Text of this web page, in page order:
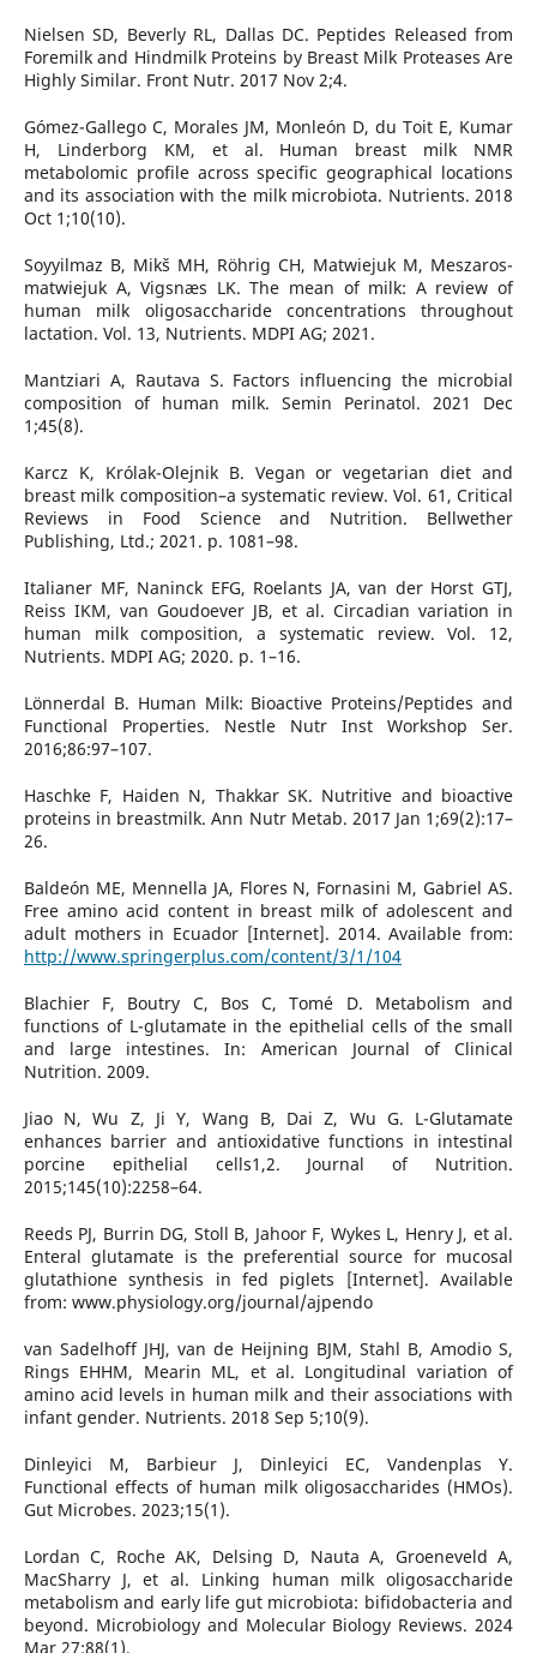
Nielsen SD, Beverly RL, Dallas DC. Peptides Released from
Foremilk and Hindmilk Proteins by Breast Milk Proteases Are
Highly Similar. Front Nutr. 2017 Nov 2;4.
Gómez-Gallego C, Morales JM, Monleón D, du Toit E, Kumar
H, Linderborg KM, et al. Human breast milk NMR
metabolomic profile across specific geographical locations
and its association with the milk microbiota. Nutrients. 2018
Oct 1;10(10).
Soyyilmaz B, Mikš MH, Röhrig CH, Matwiejuk M, Meszaros-
matwiejuk A, Vigsnæs LK. The mean of milk: A review of
human milk oligosaccharide concentrations throughout
lactation. Vol. 13, Nutrients. MDPI AG; 2021.
Mantziari A, Rautava S. Factors influencing the microbial
composition of human milk. Semin Perinatol. 2021 Dec
1;45(8).
Karcz K, Królak-Olejnik B. Vegan or vegetarian diet and
breast milk composition–a systematic review. Vol. 61, Critical
Reviews in Food Science and Nutrition. Bellwether
Publishing, Ltd.; 2021. p. 1081–98.
Italianer MF, Naninck EFG, Roelants JA, van der Horst GTJ,
Reiss IKM, van Goudoever JB, et al. Circadian variation in
human milk composition, a systematic review. Vol. 12,
Nutrients. MDPI AG; 2020. p. 1–16.
Lönnerdal B. Human Milk: Bioactive Proteins/Peptides and
Functional Properties. Nestle Nutr Inst Workshop Ser.
2016;86:97–107.
Haschke F, Haiden N, Thakkar SK. Nutritive and bioactive
proteins in breastmilk. Ann Nutr Metab. 2017 Jan 1;69(2):17–
26.
Baldeón ME, Mennella JA, Flores N, Fornasini M, Gabriel AS.
Free amino acid content in breast milk of adolescent and
adult mothers in Ecuador [Internet]. 2014. Available from:
http://www.springerplus.com/content/3/1/104
Blachier F, Boutry C, Bos C, Tomé D. Metabolism and
functions of L-glutamate in the epithelial cells of the small
and large intestines. In: American Journal of Clinical
Nutrition. 2009.
Jiao N, Wu Z, Ji Y, Wang B, Dai Z, Wu G. L-Glutamate
enhances barrier and antioxidative functions in intestinal
porcine epithelial cells1,2. Journal of Nutrition.
2015;145(10):2258–64.
Reeds PJ, Burrin DG, Stoll B, Jahoor F, Wykes L, Henry J, et al.
Enteral glutamate is the preferential source for mucosal
glutathione synthesis in fed piglets [Internet]. Available
from: www.physiology.org/journal/ajpendo
van Sadelhoff JHJ, van de Heijning BJM, Stahl B, Amodio S,
Rings EHHM, Mearin ML, et al. Longitudinal variation of
amino acid levels in human milk and their associations with
infant gender. Nutrients. 2018 Sep 5;10(9).
Dinleyici M, Barbieur J, Dinleyici EC, Vandenplas Y.
Functional effects of human milk oligosaccharides (HMOs).
Gut Microbes. 2023;15(1).
Lordan C, Roche AK, Delsing D, Nauta A, Groeneveld A,
MacSharry J, et al. Linking human milk oligosaccharide
metabolism and early life gut microbiota: bifidobacteria and
beyond. Microbiology and Molecular Biology Reviews. 2024
Mar 27;88(1).